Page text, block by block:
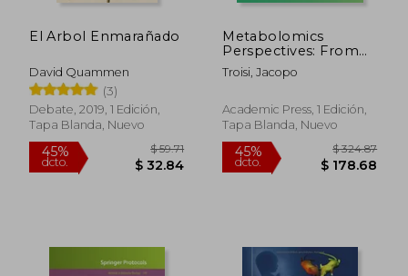
El Arbol Enmarañado
David Quammen
(3)
Debate, 2019, 1 Edición,
Tapa Blanda, Nuevo
Metabolomics
Perspectives: From
Theory to Practical
Application (en
Troisi, Jacopo
Academic Press, 1 Edición,
Tapa Blanda, Nuevo